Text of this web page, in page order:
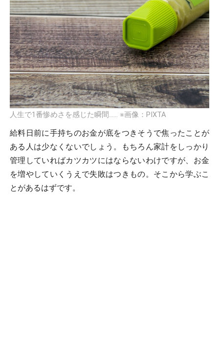
人生で1番惨めさを感じた瞬間…… ※画像：PIXTA
給料日前に手持ちのお金が底をつきそうで焦ったことが
ある人は少なくないでしょう。もちろん家計をしっかり
管理していればカツカツにはならないわけですが、お金
を増やしていくうえで失敗はつきもの。そこから学ぶこ
とがあるはずです。